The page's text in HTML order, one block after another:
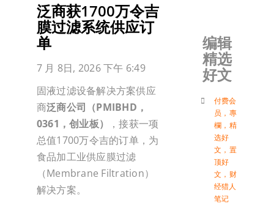
泛商获1700万令吉
膜过滤系统供应订
单
7 月 8日, 2026 下午 6:49
固液过滤设备解决方案供应
商泛商公司（PMIBHD，
0361，创业板）
，接获一项
总值1700万令吉的订单，为
食品加工业供应膜过滤
（Membrane Filtration）
解决方案。
编辑
精选
好文
付费会
员 ， 專
欄 ， 精
选好
文 ， 置
顶好
文 ， 财
经猎人
笔记